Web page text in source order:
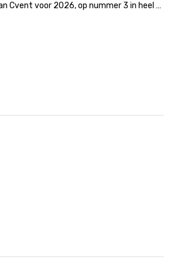
Cvent voor 2026, op nummer 3 in heel
decennia alle drie de belangrijkste